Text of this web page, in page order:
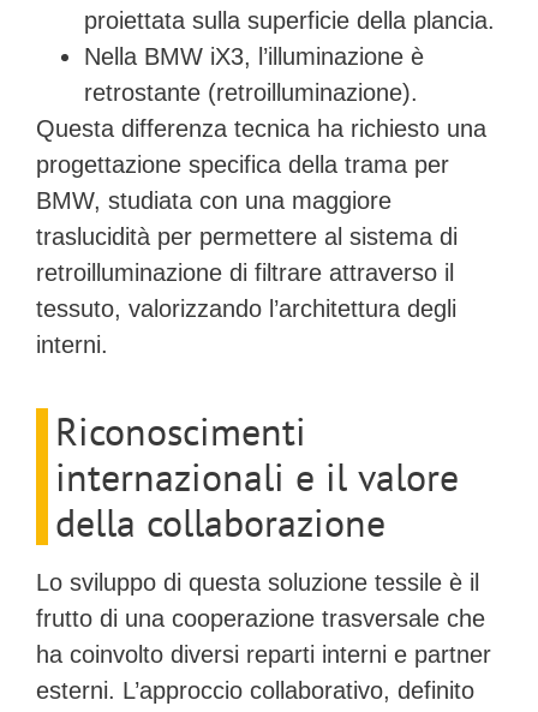
proiettata sulla superficie della plancia.
Nella BMW iX3, l’illuminazione è
retrostante (retroilluminazione).
Questa differenza tecnica ha richiesto una
progettazione specifica della trama per
BMW, studiata con una maggiore
traslucidità per permettere al sistema di
retroilluminazione di filtrare attraverso il
tessuto, valorizzando l’architettura degli
interni.
Riconoscimenti
internazionali e il valore
della collaborazione
Lo sviluppo di questa soluzione tessile è il
frutto di una cooperazione trasversale che
ha coinvolto diversi reparti interni e partner
esterni. L’approccio collaborativo, definito